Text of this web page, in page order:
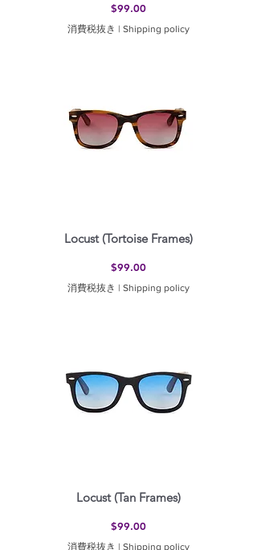
価格
$99.00
消費税抜き | Shipping policy
Locust (Tortoise Frames)
価格
$99.00
消費税抜き | Shipping policy
Locust (Tan Frames)
価格
$99.00
消費税抜き | Shipping policy